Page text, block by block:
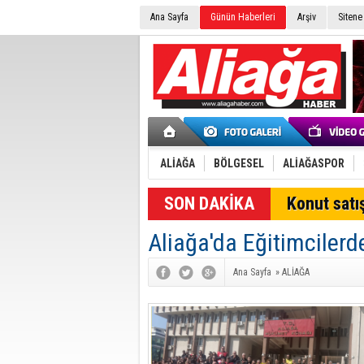
Ana Sayfa Günün Haberleri Arşiv
ALİAĞA BÖLGESEL ALİAĞASPOR
SON DAKİKA Konut
Aliağa'da
Ana Sayfa » ALİAĞA